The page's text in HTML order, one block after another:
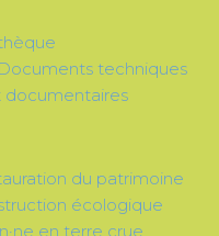
techniques
documentaires
du patrimoine
écologique
en terre crue